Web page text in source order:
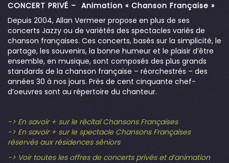
CONCERT PRIVÉ – Animation « Chanson Française »
Depuis 2004, Allan Vermeer propose en plus de ses
concerts Jazzy ou de variétés des spectacles variés de
chanson françaises. Ces concerts, basés sur la simplicité, le
partage, les souvenirs, la bonne humeur et le plaisir d’être
ensemble, en musique, sont composés des plus grands
standards de la chanson française – réorchestrés – des
années 30 à nos jours. Près de cent cinquante chef-
d’oeuvres sont au répertoire du chanteur.
-> En savoir + sur le récital Chansons Françaises
-> En savoir + sur le spectacle Chansons Françaises
réservés aux résidences séniors
-> Voir toutes les offres de concerts privés et d’animation